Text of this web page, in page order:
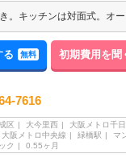
。キッチンは対面式。オー
る 無料 初期費用を聞
7616
区 大今里西 大阪メトロ千
大阪メトロ中央線 緑橋駅 マ
ク
0.55ヶ月